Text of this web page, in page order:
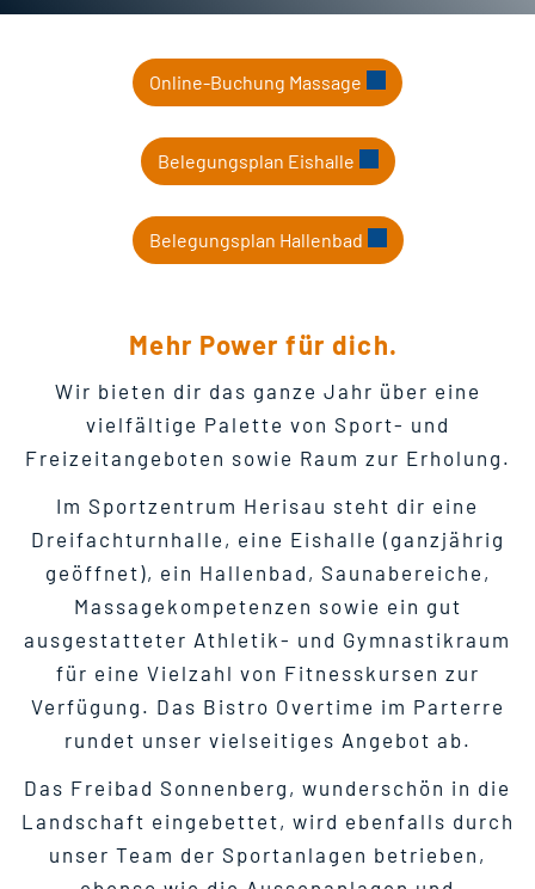
Online-Buchung Massage Externer Link wird
Belegungsplan EishalleExterner Link wird in
Belegungsplan HallenbadExterner Link wird
Mehr Power für dich.
Wir bieten dir das ganze Jahr über eine
vielfältige Palette von Sport- und
Freizeitangeboten sowie Raum zur Erholung.
Im Sportzentrum Herisau steht dir eine
Dreifachturnhalle, eine Eishalle (ganzjährig
geöffnet), ein Hallenbad, Saunabereiche,
Massagekompetenzen sowie ein gut
ausgestatteter Athletik- und Gymnastikraum
für eine Vielzahl von Fitnesskursen zur
Verfügung. Das Bistro Overtime im Parterre
rundet unser vielseitiges Angebot ab.
Das Freibad Sonnenberg, wunderschön in die
Landschaft eingebettet, wird ebenfalls durch
unser Team der Sportanlagen betrieben,